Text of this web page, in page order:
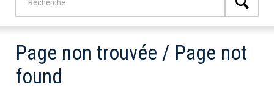
Page non trouvée / Page not
found